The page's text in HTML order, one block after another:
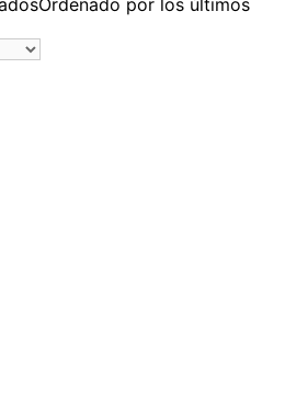
Ordenado por los últimos